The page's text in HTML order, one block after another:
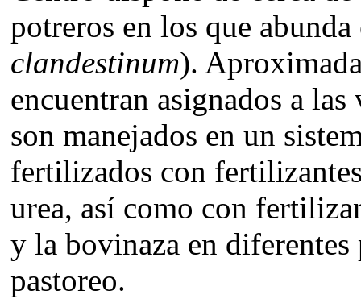
potreros en los que
clandestinum).
encuentran asignados a
son manejados en un
fertilizados con
urea, así como con
y la bovinaza en
pastoreo.